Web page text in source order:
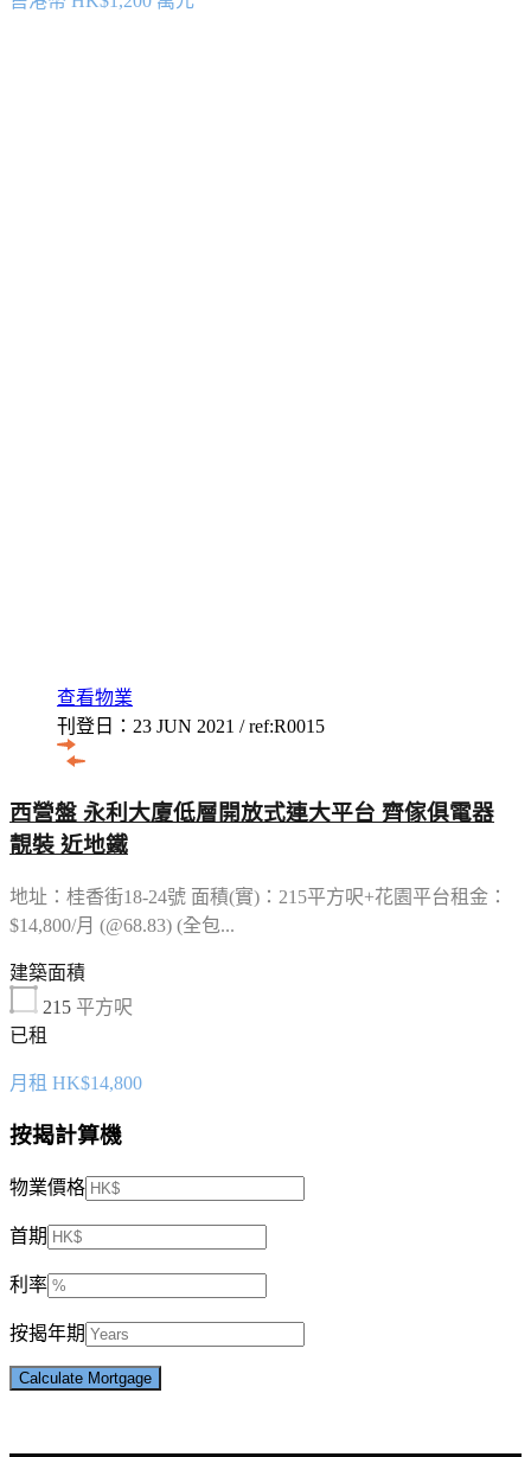
查看物業
刊登日：23 JUN 2021 / ref:R0015
西營盤 永利大廈低層開放式連大平台 齊傢俱電器
靚裝 近地鐵
地址：桂香街18-24號 面積(實)：215平方呎+花園平台租金：
$14,800/月 (@68.83) (全包...
建築面積
215 平方呎
已租
月租 HK$14,800
按揭計算機
物業價格
首期
利率
按揭年期